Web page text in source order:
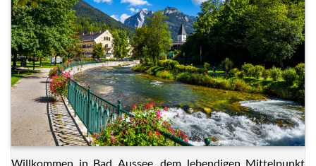
Willkommen in Bad Aussee, dem lebendigen Mittelpunkt